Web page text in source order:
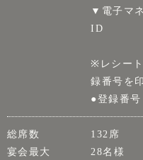
▼電子マ
ID
※レシー
録番号を
●登録番
総席数
132席
宴会最大
28名様